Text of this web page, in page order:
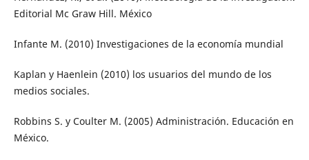
Editorial Mc Graw Hill. México
Infante M. (2010) Investigaciones de la economía mundial
Kaplan y Haenlein (2010) los usuarios del mundo de los
medios sociales.
Robbins S. y Coulter M. (2005) Administración. Educación en
México.